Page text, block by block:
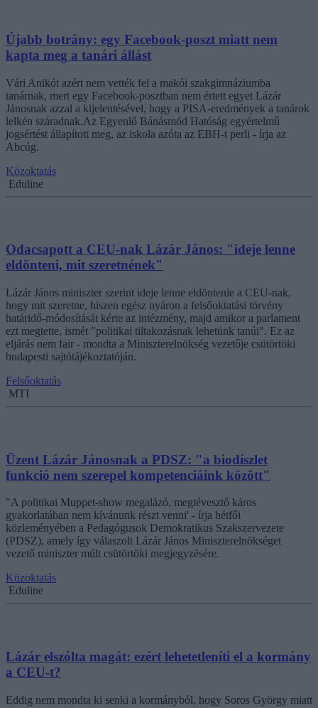
Újabb botrány: egy Facebook-poszt miatt nem
kapta meg a tanári állást
Vári Anikót azért nem vették fel a makói szakgimnáziumba
tanárnak, mert egy Facebook-posztban nem értett egyet Lázár
Jánosnak azzal a kijelentésével, hogy a PISA-eredmények a tanárok
lelkén száradnak.Az Egyenlő Bánásmód Hatóság egyértelmű
jogsértést állapított meg, az iskola azóta az EBH-t perli - írja az
Abcúg.
Közoktatás
Eduline
Odacsapott a CEU-nak Lázár János: "ideje lenne
eldönteni, mit szeretnének"
Lázár János miniszter szerint ideje lenne eldöntenie a CEU-nak,
hogy mit szeretne, hiszen egész nyáron a felsőoktatási törvény
határidő-módosítását kérte az intézmény, majd amikor a parlament
ezt megtette, ismét "politikai tiltakozásnak lehetünk tanúi". Ez az
eljárás nem fair - mondta a Miniszterelnökség vezetője csütörtöki
budapesti sajtótájékoztatóján.
Felsőoktatás
MTI
Üzent Lázár Jánosnak a PDSZ: "a biodíszlet
funkció nem szerepel kompetenciáink között"
"A politikai Muppet-show megalázó, megtévesztő káros
gyakorlatában nem kívánunk részt venni' - írja hétfői
közleményében a Pedagógusok Demokratikus Szakszervezete
(PDSZ), amely így válaszolt Lázár János Miniszterelnökséget
vezető miniszter múlt csütörtöki megjegyzésére.
Közoktatás
Eduline
Lázár elszólta magát: ezért lehetetleníti el a kormány
a CEU-t?
Eddig nem mondta ki senki a kormányból, hogy Soros György miatt